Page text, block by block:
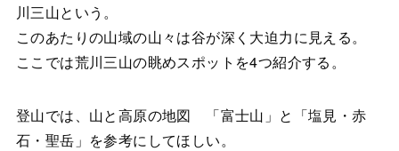
川三山という。
このあたりの山域の山々は谷が深く大迫力に見える。
ここでは荒川三山の眺めスポットを4つ紹介する。
登山では、山と高原の地図 「富士山」と「塩見・赤
石・聖岳」を参考にしてほしい。